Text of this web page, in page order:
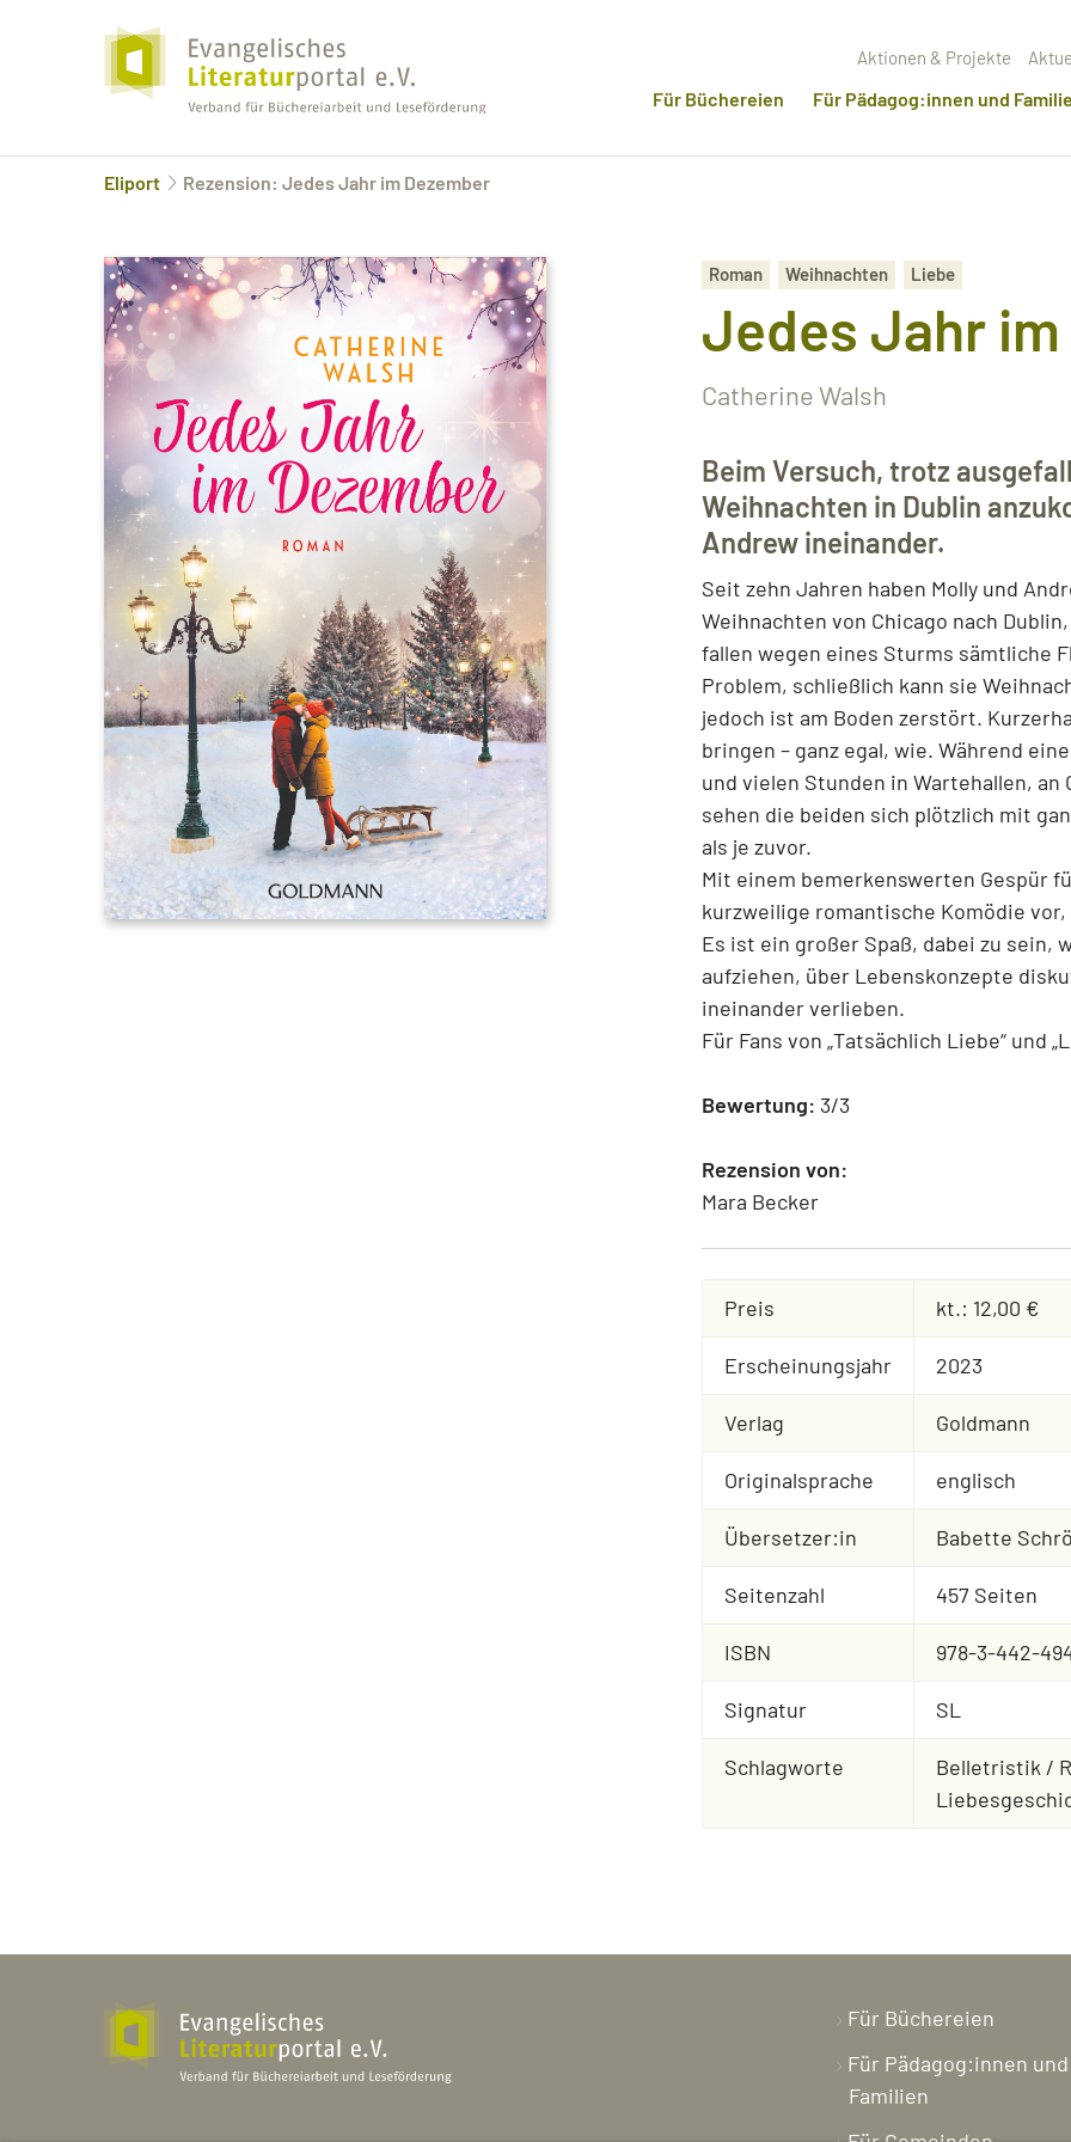
Aktionen & Projekte
Für Büchereien Für Pädagog:innen und
Eliport Rezension: Jedes Jahr im Dezember
Roman Weihnachten Liebe
Jedes Jahr
Catherine Walsh
Beim Versuch, trotz
Weihnachten in Dublin
Andrew ineinander.
Seit zehn Jahren haben Molly und
Weihnachten von Chicago nach
fallen wegen eines Sturms sämtliche
Problem, schließlich kann sie
jedoch ist am Boden zerstört.
bringen – ganz egal, wie. Während
und vielen Stunden in Wartehallen,
sehen die beiden sich plötzlich mit
als je zuvor.
Mit einem bemerkenswerten Gespür
kurzweilige romantische Komödie
Es ist ein großer Spaß, dabei zu sein,
aufziehen, über Lebenskonzepte
ineinander verlieben.
Für Fans von „Tatsächlich Liebe“ und
Bewertung: 3/3
Rezension von:
Mara Becker
Preis kt.: 12,00 €
Erscheinungsjahr 2023
Verlag Goldmann
Originalsprache englisch
Übersetzer:in Babette
Seitenzahl 457 Seiten
ISBN 978-3-442-
Signatur SL
Schlagworte
Belletristik /
Für Büchereien
Für Pädagog:innen und
Familien